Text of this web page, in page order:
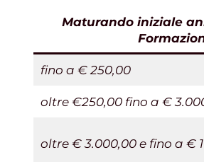
Maturando iniziale
fino a € 250,00
oltre €250,00 fino a €
oltre € 3.000,00 e fino a €